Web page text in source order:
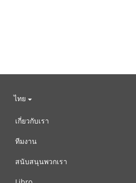
ไทย
เกี่ยวกับเรา
ทีมงาน
สนับสนุนพวกเรา